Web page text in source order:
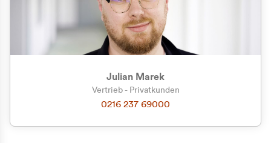
Geschäftskunde (exkl. MwSt.)
Julian Marek
Vertrieb - Privatkunden
0216 237 69000